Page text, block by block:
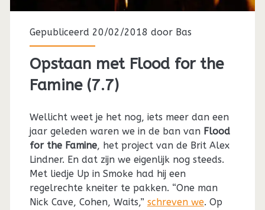
Gepubliceerd 20/02/2018 door Bas
Opstaan met Flood for the
Famine (7.7)
Wellicht weet je het nog, iets meer dan een
jaar geleden waren we in de ban van Flood
for the Famine, het project van de Brit Alex
Lindner. En dat zijn we eigenlijk nog steeds.
Met liedje Up in Smoke had hij een
regelrechte kneiter te pakken. “One man
Nick Cave, Cohen, Waits,” schreven we. Op